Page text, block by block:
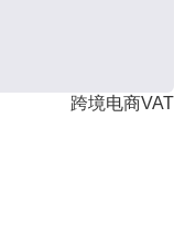
跨境电商VAT